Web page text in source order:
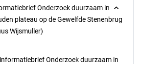
Onderzoek duurzaam in
plateau op de Gewelfde Stenenbrug
Wijsmuller)
Onderzoek duurzaam in